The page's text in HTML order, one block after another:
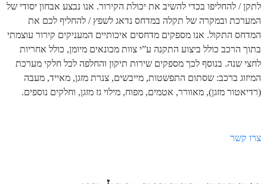
לתקן / להחליפו בכדי להשיב את יכולת הקירור. אנו נבצע אבחון יסודי של
המערכת ובמקרה של תקלה במדחס נדאג לשפץ / להחליף לכם את
המדחס התקול. אנו מספקים מדחסים איכותיים המעניקים קירור עוצמתי
בתוך הרכב כולל ביצוע התקנה ע”י צוות מכונאים מיומן, כולל אחריות
לחצי שנה. בנוסף לכך מספקים שירות תיקון והחלפה לכל חלקי מערכת
המיזוג ברכב: שסתום התפשטות, מייבשים, צנרת מזגן, מאייד, מעבה
(רדיאטור מזגן), מאוורר, אטמים, מפוח, מילוי גז מזגן, וחלקים נוספים.
צרו קשר